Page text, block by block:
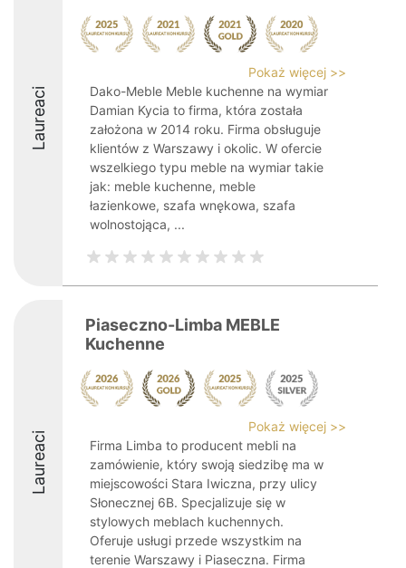
Laureaci
Pokaż więcej >>
Dako-Meble Meble kuchenne na wymiar
Damian Kycia to firma, która została
założona w 2014 roku. Firma obsługuje
klientów z Warszawy i okolic. W ofercie
wszelkiego typu meble na wymiar takie
jak: meble kuchenne, meble
łazienkowe, szafa wnękowa, szafa
wolnostojąca, ...
Laureaci
Piaseczno-Limba MEBLE
Kuchenne
Pokaż więcej >>
Firma Limba to producent mebli na
zamówienie, który swoją siedzibę ma w
miejscowości Stara Iwiczna, przy ulicy
Słonecznej 6B. Specjalizuje się w
stylowych meblach kuchennych.
Oferuje usługi przede wszystkim na
terenie Warszawy i Piaseczna. Firma